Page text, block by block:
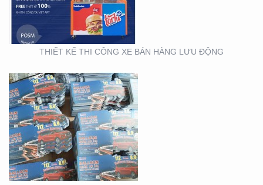
THIẾT KẾ THI CÔNG XE BÁN HÀNG LƯU ĐỘNG
THIẾT KẾ SẢN XUẤT
WOBLER ” TÀI CHÍNH
TOYOTA”